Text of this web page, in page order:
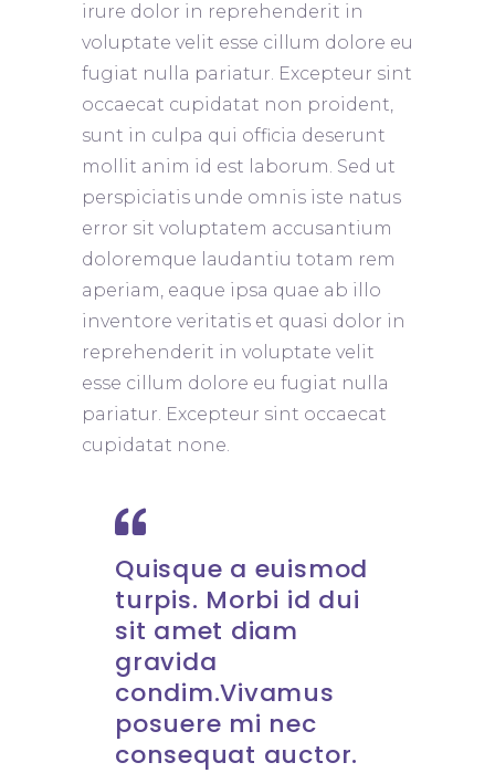
irure dolor in reprehenderit in
voluptate velit esse cillum dolore eu
fugiat nulla pariatur. Excepteur sint
occaecat cupidatat non proident,
sunt in culpa qui officia deserunt
mollit anim id est laborum. Sed ut
perspiciatis unde omnis iste natus
error sit voluptatem accusantium
doloremque laudantiu totam rem
aperiam, eaque ipsa quae ab illo
inventore veritatis et quasi dolor in
reprehenderit in voluptate velit
esse cillum dolore eu fugiat nulla
pariatur. Excepteur sint occaecat
cupidatat none.
Quisque a euismod
turpis. Morbi id dui
sit amet diam
gravida
condim.Vivamus
posuere mi nec
consequat auctor.